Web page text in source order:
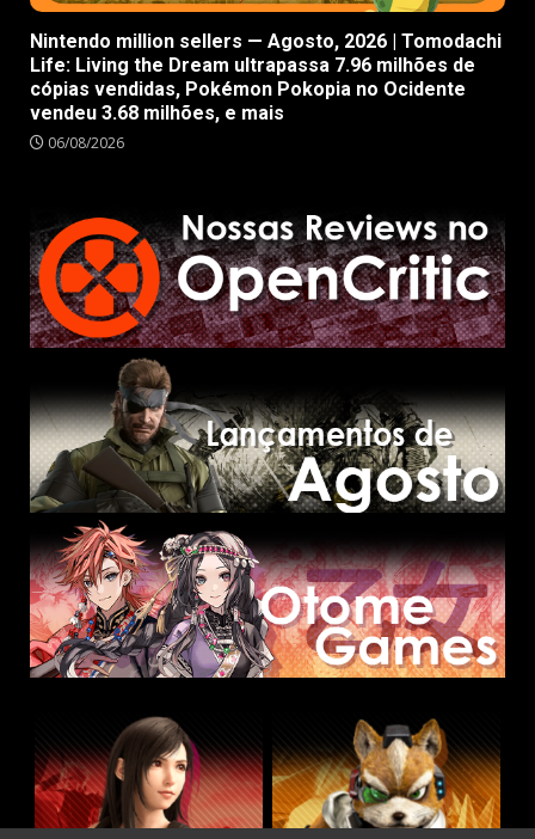
Nintendo million sellers — Agosto, 2026 | Tomodachi
Life: Living the Dream ultrapassa 7.96 milhões de
cópias vendidas, Pokémon Pokopia no Ocidente
vendeu 3.68 milhões, e mais
06/08/2026